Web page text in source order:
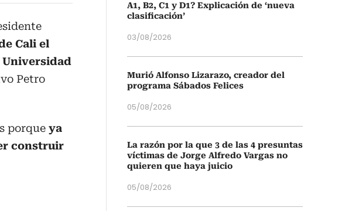
Cali el
Petro
porque ya
construir
A1, B2, C1 y D1? Explicación de ‘nueva
clasificación’
03/08/2026
Murió Alfonso Lizarazo, creador del
programa Sábados Felices
05/08/2026
La razón por la que 3 de las 4 presuntas
víctimas de Jorge Alfredo Vargas no
quieren que haya juicio
05/08/2026